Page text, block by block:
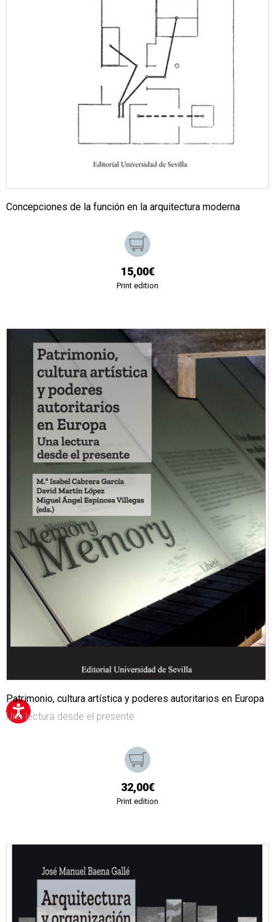
Concepciones de la función en la arquitectura moderna
15,00€
Print edition
Patrimonio, cultura artística y poderes autoritarios en Europa
Una lectura desde el presente
32,00€
Print edition